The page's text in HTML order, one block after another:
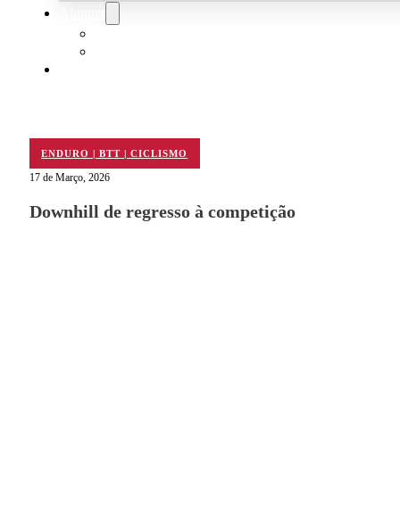
ENDURO | BTT | CICLISMO
17 de Março, 2026
Downhill de regresso à competição